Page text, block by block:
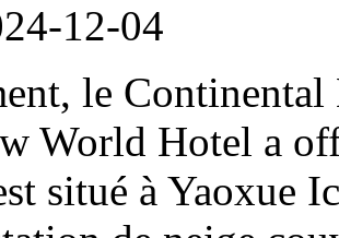
12-04
le
World Hotel a
situé à Yaoxue